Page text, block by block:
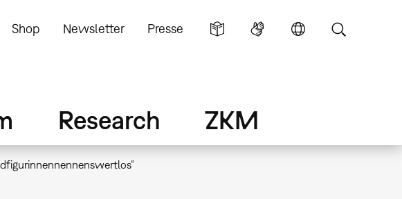
Shop Newsletter Presse
Research ZKM